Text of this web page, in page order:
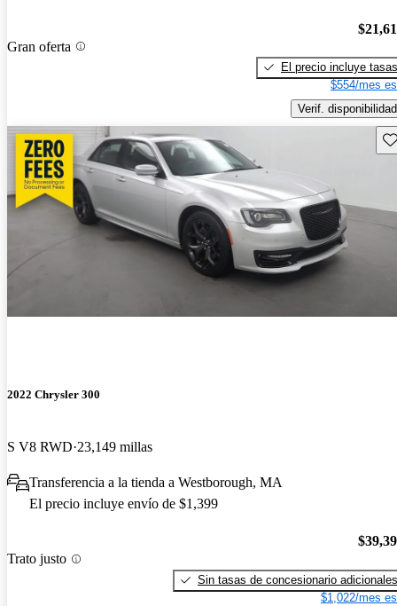
Gran oferta
El precio incluye tasas
$554/mes
Verif. disponibilidad
2022 Chrysler 300
S V8 RWD 23,149 millas
Transferencia a la tienda a Westborough, MA
El precio incluye envío de $1,399
Trato justo
Sin tasas de concesionario adicionales
$1,022/mes